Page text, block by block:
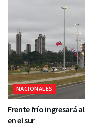
NACIONALES
Frente frío ingresará
en el sur